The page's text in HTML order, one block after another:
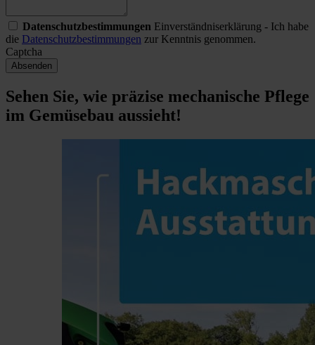
Datenschutzbestimmungen Einverständniserklärung - Ich habe
die Datenschutzbestimmungen zur Kenntnis genommen.
Captcha
Absenden
Sehen Sie, wie präzise mechanische Pflege
im Gemüsebau aussieht!